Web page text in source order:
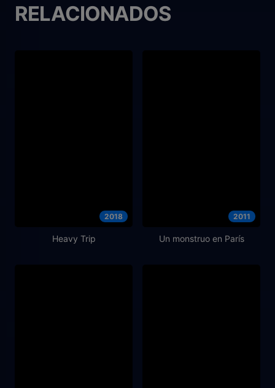
RELACIONADOS
2018
Heavy Trip
2011
Un monstruo en París